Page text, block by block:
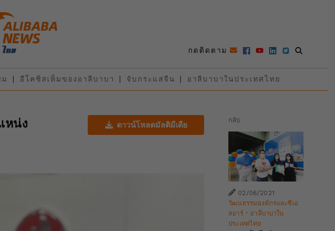
กดติดตาม
อีโคซิสเท็มของอาลีบาบา จับกระแสจีน อาลีบาบาในประเทศไทย
หน่ง
ดาวน์โหลดมัลติมีเดีย
กลับ
02/06/2021
วัฒนธรรมองค์กรและซีเอ
สอาร์· อาลีบาบาใน
ประเทศไทย